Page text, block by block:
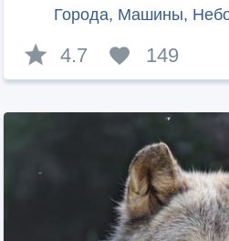
Города, Машины,
4.7 149